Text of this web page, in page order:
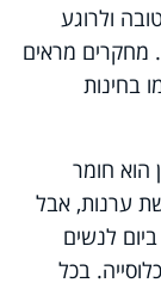
ולרוגע
מחקרים מראים
בחינות
הוא חומר
ערנות, אבל
3 כוסות קפה ביום לנשים
האוכלוסייה. בכל